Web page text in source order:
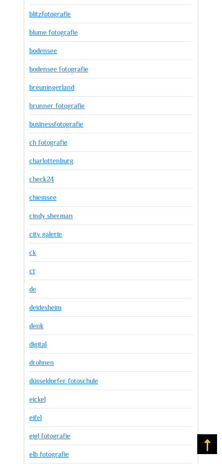
blitzfotografie
blume fotografie
bodensee
bodensee fotografie
breuningerland
brunner fotografie
businessfotografie
ch fotografie
charlottenburg
check24
chiemsee
cindy sherman
city galerie
ck
ct
de
deidesheim
denk
digital
drohnen
düsseldorfer fotoschule
eickel
eifel
eigl fotografie
elb fotografie